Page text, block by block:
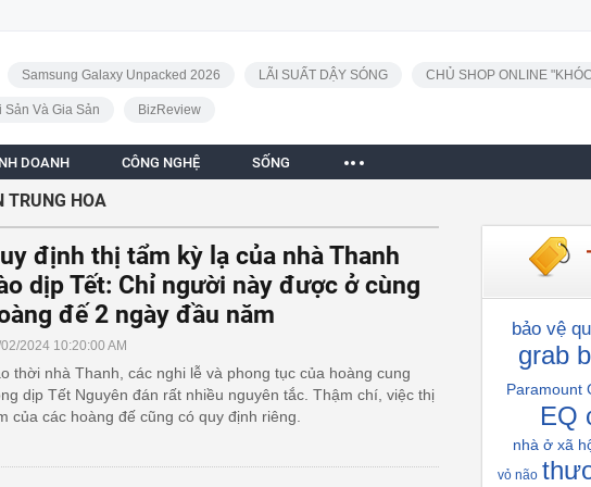
Samsung Galaxy Unpacked 2026 LÃI SUẤT DẬY SÓNG CHỦ SHOP ONLINE
Sản Và Gia Sản BizReview
DOANH CÔNG NGHỆ SỐNG
TRUNG HOA
định thị tẩm kỳ lạ của nhà Thanh
dịp Tết: Chỉ người này được ở cùng
đế 2 ngày đầu năm
2024 10:20:00 AM
thời nhà Thanh, các nghi lễ và phong tục của hoàng cung
dịp Tết Nguyên đán rất nhiều nguyên tắc. Thậm chí, việc thị
của các hoàng đế cũng có quy định riêng.
bảo vệ
grab
Paramount
EQ
nhà ở xã
vỏ não